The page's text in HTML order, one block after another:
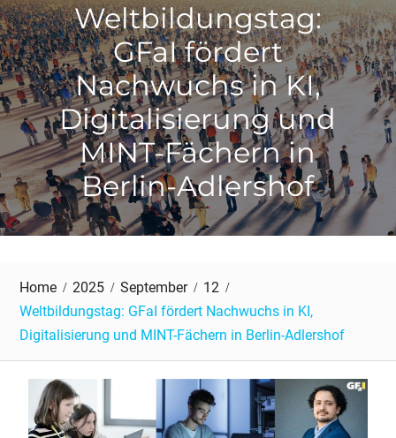
Weltbildungstag:
GFaI fördert
Nachwuchs in KI,
Digitalisierung und
MINT-Fächern in
Berlin-Adlershof
Home 2025 September
12
Weltbildungstag: GFaI fördert Nachwuchs in KI,
Digitalisierung und MINT-Fächern in Berlin-Adlershof